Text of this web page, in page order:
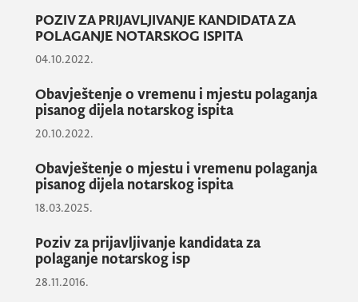
Sekretarka Komisije za polaganje notarskog
ispita
Nataša Novaković
Kontakt tel: 020 407 506
POZIV ZA PRIJAVLJIVANJE KANDIDATA ZA
POLAGANJE NOTARSKOG ISPITA
04.10.2022.
Obavještenje o vremenu i mjestu polaganja
pisanog dijela notarskog ispita
20.10.2022.
Obavještenje o mjestu i vremenu polaganja
pisanog dijela notarskog ispita
18.03.2025.
Poziv za prijavljivanje kandidata za
polaganje notarskog isp
28.11.2016.